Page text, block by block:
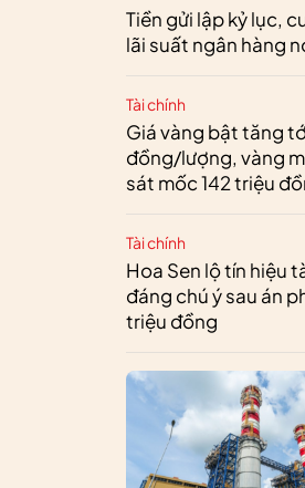
Tiền gửi lập kỷ lục,
lãi suất ngân hàng
Tài chính
Giá vàng bật tăng
đồng/lượng, vàng
sát mốc 142 triệu
Tài chính
Hoa Sen lộ tín hiệu
đáng chú ý sau án
triệu đồng